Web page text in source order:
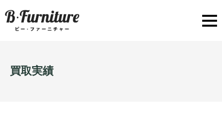
買取実績